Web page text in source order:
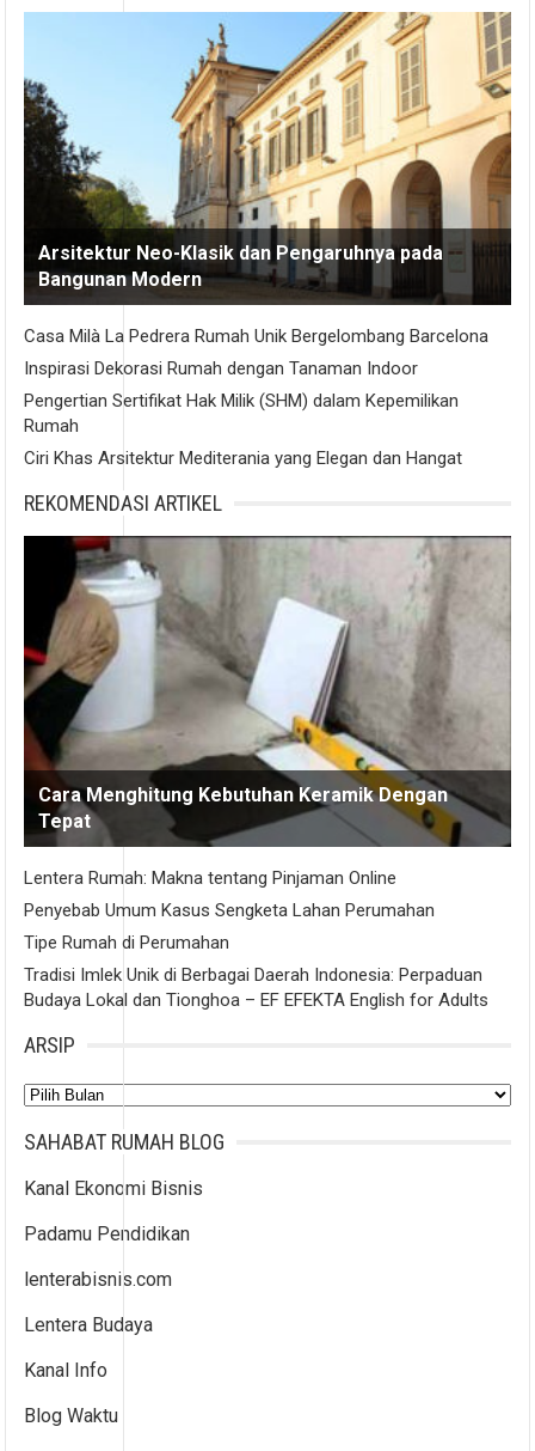
Arsitektur Neo-Klasik dan Pengaruhnya pada
Bangunan Modern
Casa Milà La Pedrera Rumah Unik Bergelombang Barcelona
Inspirasi Dekorasi Rumah dengan Tanaman Indoor
Pengertian Sertifikat Hak Milik (SHM) dalam Kepemilikan
Rumah
Ciri Khas Arsitektur Mediterania yang Elegan dan Hangat
REKOMENDASI ARTIKEL
Cara Menghitung Kebutuhan Keramik Dengan
Tepat
Lentera Rumah: Makna tentang Pinjaman Online
Penyebab Umum Kasus Sengketa Lahan Perumahan
Tipe Rumah di Perumahan
Tradisi Imlek Unik di Berbagai Daerah Indonesia: Perpaduan
Budaya Lokal dan Tionghoa – EF EFEKTA English for Adults
ARSIP
Arsip
SAHABAT RUMAH BLOG
Kanal Ekonomi Bisnis
Padamu Pendidikan
lenterabisnis.com
Lentera Budaya
Kanal Info
Blog Waktu